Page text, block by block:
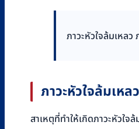
ภาวะหัวใจล้มเหล
ภาวะหัวใจล้มเหล
สาเหตุที่ทำให้เกิดภาวะหัวใ